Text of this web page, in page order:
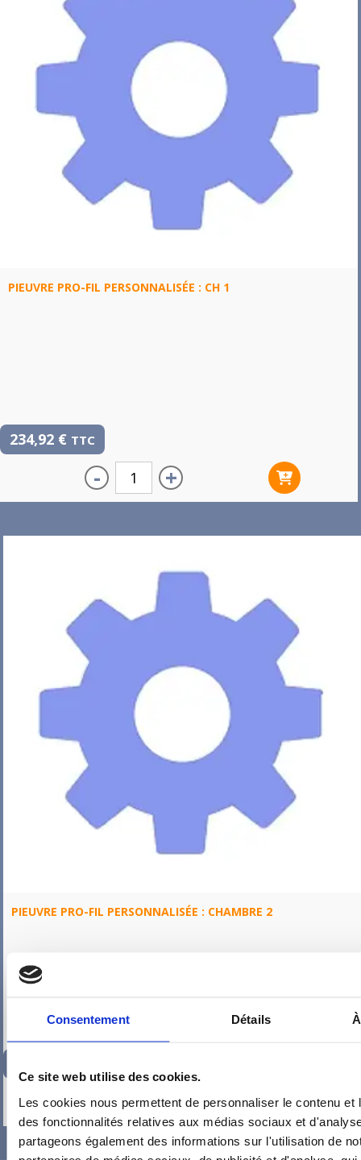
Consentement Détails
Ce site web utilise des cookies.
Les cookies nous permettent de personnaliser le contenu et
des fonctionnalités relatives aux médias sociaux et
partageons également des informations sur l'utilisation de
PIEUVRE PRO-FIL PERSONNALISÉE : CH 1
234,92 € TTC
- +
PIEUVRE PRO-FIL PERSONNALISÉE : CHAMBRE 2
- +